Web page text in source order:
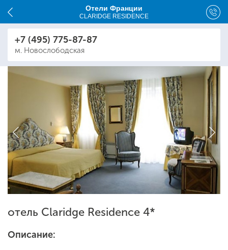
Отели Франции
CLARIDGE RESIDENCE
+7 (495) 775-87-87
м. Новослободская
отель Claridge Residence 4*
Описание: